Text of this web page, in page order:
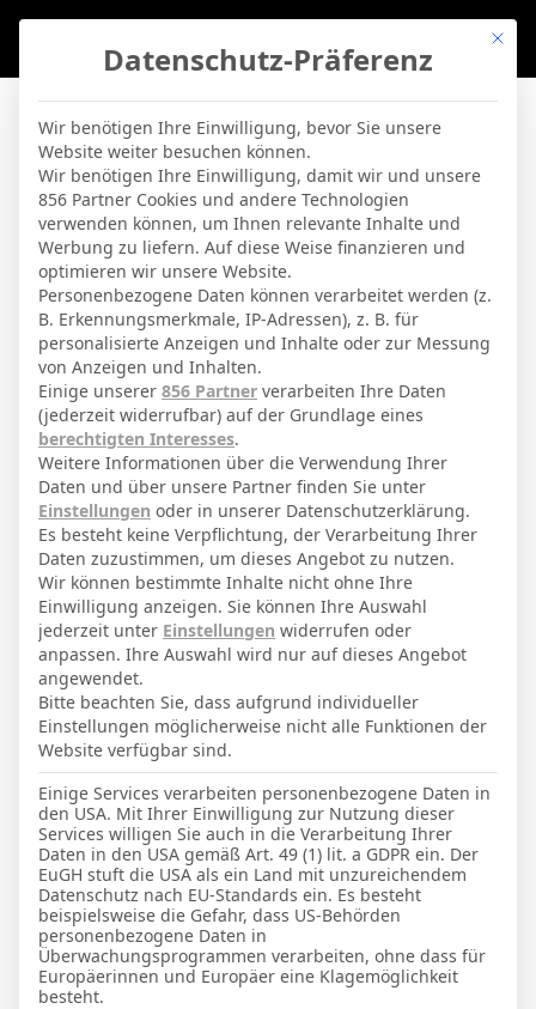
Stadium of Light
Micha Sassie 17. April 2026
Stadt Sunderland
Teams Sunderland
Adresse Millenium Way
Kapazität 49000
Spielbelag grass
SPIELPLAN
England - Premier League
24 Apr. 2026 - 21:00
Sunderland
- -
England - Premier League
9 Mai 2026 - 16:00
Sunderland
Manchester United
England - Premier League
24 Mai 2026 - 17:00
Sunderland
- -
Chelsea
FacebookTwitter Pinterest LinkedInTumblr Email
Mit
Datenschutz-Präferenz
Wir benötigen Ihre Einwilligung, bevor Sie unsere
Website weiter besuchen können.
Wir benötigen Ihre Einwilligung, damit wir und unsere
856 Partner Cookies und andere Technologien
verwenden können, um Ihnen relevante Inhalte und
Werbung zu liefern. Auf diese Weise finanzieren und
optimieren wir unsere Website.
Personenbezogene Daten können verarbeitet werden (z.
B. Erkennungsmerkmale, IP-Adressen), z. B. für
personalisierte Anzeigen und Inhalte oder zur Messung
von Anzeigen und Inhalten.
Einige unserer 856 Partner verarbeiten Ihre Daten
(jederzeit widerrufbar) auf der Grundlage eines
berechtigten Interesses.
Weitere Informationen über die Verwendung Ihrer
Daten und über unsere Partner finden Sie unter
Einstellungen oder in unserer Datenschutzerklärung.
Es besteht keine Verpflichtung, der Verarbeitung Ihrer
Daten zuzustimmen, um dieses Angebot zu nutzen.
Wir können bestimmte Inhalte nicht ohne Ihre
Einwilligung anzeigen. Sie können Ihre Auswahl
jederzeit unter Einstellungen widerrufen oder
anpassen. Ihre Auswahl wird nur auf dieses Angebot
angewendet.
Bitte beachten Sie, dass aufgrund individueller
Einstellungen möglicherweise nicht alle Funktionen der
Website verfügbar sind.
Einige Services verarbeiten personenbezogene Daten in
den USA. Mit Ihrer Einwilligung zur Nutzung dieser
Services willigen Sie auch in die Verarbeitung Ihrer
Daten in den USA gemäß Art. 49 (1) lit. a GDPR ein. Der
EuGH stuft die USA als ein Land mit unzureichendem
Datenschutz nach EU-Standards ein. Es besteht
beispielsweise die Gefahr, dass US-Behörden
personenbezogene Daten in
Überwachungsprogrammen verarbeiten, ohne dass für
Europäerinnen und Europäer eine Klagemöglichkeit
besteht.